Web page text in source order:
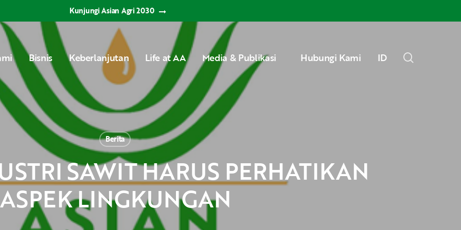
Kunjungi Asian Agri 2030
Bisnis Keberlanjutan Life at AA Media & Publikasi Hubungi Kami ID
Berita
ASPEK LINGKUNGAN